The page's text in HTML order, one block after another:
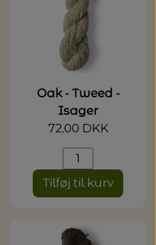
Oak - Tweed -
Isager
72,00 DKK
Tilføj til kurv